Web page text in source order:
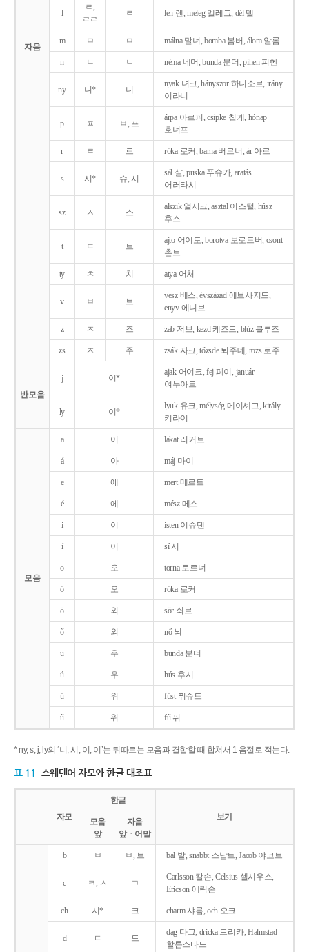
자음
l
ㄹ,
ㄹㄹ
ㄹ len 렌, meleg 멜레그, dél 델
m ㅁ ㅁ málna 말너, bomba 봄버, álom 알롬
n ㄴ ㄴ néma 네머, bunda 분더, pihen 피헨
ny 니* 니
nyak 녀크, hányszor 하니소르, irány
이라니
p ㅍ ㅂ, 프
árpa 아르퍼, csipke 칩케, hónap
호너프
r ㄹ 르 róka 로커, barna 버르너, ár 아르
s 시* 슈, 시
sál 샬, puska 푸슈카, aratás
어러타시
sz ㅅ 스
alszik 얼시크, asztal 어스털, húsz
후스
t ㅌ 트
ajto 어이토, borotva 보로트버, csont
촌트
ty ㅊ 치 atya 어처
v ㅂ 브
vesz 베스, évszázad 에브사저드,
enyv 에니브
z ㅈ 즈 zab 저브, kezd 케즈드, blúz 블루즈
zs ㅈ 주 zsák 자크, tőzsde 퇴주데, rozs 로주
반모음
j 이*
ajak 어여크, fej 페이, január
여누아르
ly 이*
lyuk 유크, mélység 메이셰그, király
키라이
모음
a 어 lakat 러커트
á 아 máj 마이
e 에 mert 메르트
é 에 mész 메스
i 이 isten 이슈텐
í 이 sí 시
o 오 torna 토르너
ó 오 róka 로커
ö 외 sör 쇠르
ő 외 nő 뇌
u 우 bunda 분더
ú 우 hús 후시
ü 위 füst 퓌슈트
ű 위 fű 퓌
* ny, s, j, ly의 ‘니, 시, 이, 이’는 뒤따르는 모음과 결합할 때 합쳐서 1 음절로 적는다.
표 11 스웨덴어 자모와 한글 대조표
자모
한글
보기
모음
앞
자음
앞ㆍ어말
b ㅂ ㅂ, 브 bal 발, snabbt 스납트, Jacob 야코브
c ㅋ, ㅅ ㄱ
Carlsson 칼손, Celsius 셀시우스,
Ericson 에릭손
ch 시* 크 charm 샤름, och 오크
d ㄷ 드
dag 다그, dricka 드리카, Halmstad
할름스타드